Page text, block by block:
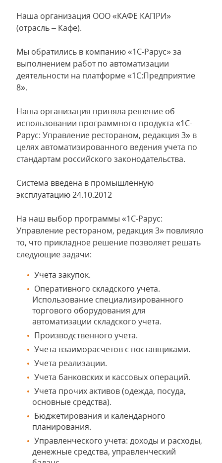
Наша организация ООО «КАФЕ КАПРИ»
(отрасль – Кафе).
Мы обратились в компанию «1С-Рарус» за
выполнением работ по автоматизации
деятельности на платформе «1С:Предприятие
8».
Наша организация приняла решение об
использовании программного продукта «1С-
Рарус: Управление рестораном, редакция 3» в
целях автоматизированного ведения учета по
стандартам российского законодательства.
Система введена в промышленную
эксплуатацию 24.10.2012
На наш выбор программы «1С-Рарус:
Управление рестораном, редакция 3» повлияло
то, что прикладное решение позволяет решать
следующие задачи:
Учета закупок.
Оперативного складского учета.
Использование специализированного
торгового оборудования для
автоматизации складского учета.
Производственного учета.
Учета взаиморасчетов с поставщиками.
Учета реализации.
Учета банковских и кассовых операций.
Учета прочих активов (одежда, посуда,
основные средства).
Бюджетирования и календарного
планирования.
Управленческого учета: доходы и расходы,
денежные средства, управленческий